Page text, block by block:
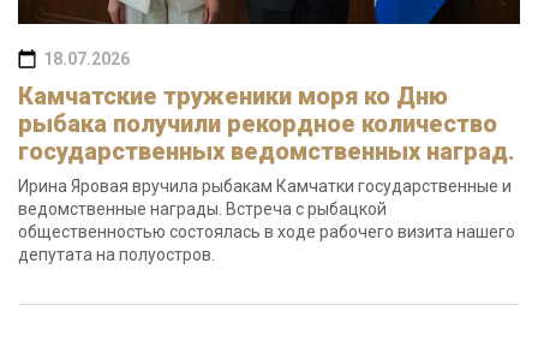
18.07.2026
Камчатские труженики моря ко Дню
рыбака получили рекордное количество
государственных ведомственных наград.
Ирина Яровая вручила рыбакам Камчатки государственные и
ведомственные награды. Встреча с рыбацкой
общественностью состоялась в ходе рабочего визита нашего
депутата на полуостров.